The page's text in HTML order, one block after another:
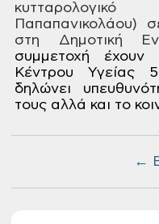
←
Παπαπανικολάου)
στη Δημοτική
συμμετοχή
Κέντρου Υγείας
δηλώνει
τους αλλά και το